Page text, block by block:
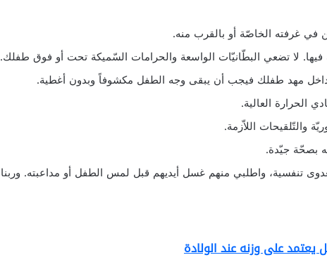
في غرفته الخاصّة أو بالقرب منه.
لا تضعي البطّانيّات الواسعة والحرامات السّميكة تحت أو فوق طفلك.
مهد طفلك فيجب أن يبقى وجه الطفل مكشوفاً وبدون أغطية.
العالية.
والتّلقيحات اللاّزمة.
بصحّة جيّدة.
تنفسية، واطلبي منهم غسل أيديهم قبل لمس الطفل أو مداعبته. وربنا
يعتمد على وزنه عند الولادة